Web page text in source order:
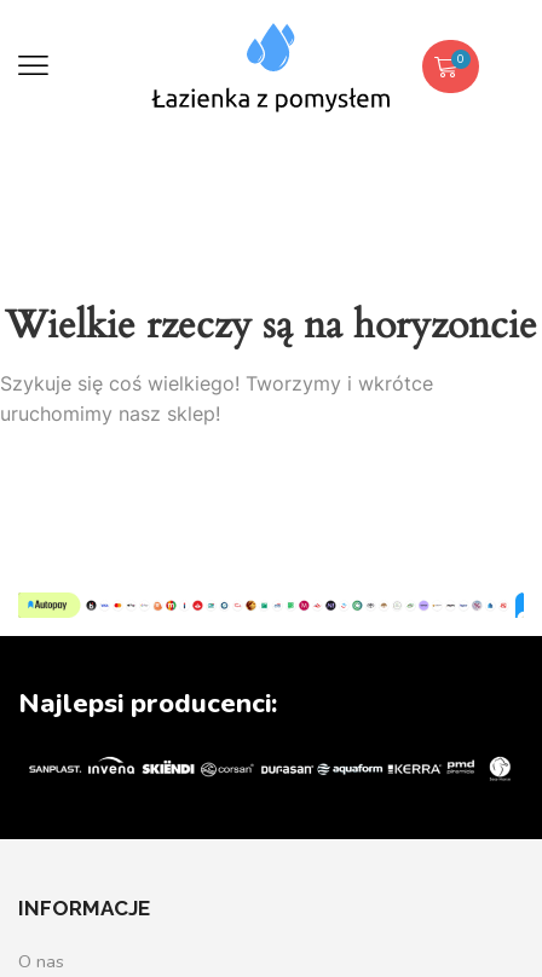
0
Wielkie rzeczy są na horyzoncie
Szykuje się coś wielkiego! Tworzymy i wkrótce
uruchomimy nasz sklep!
Najlepsi producenci:
INFORMACJE
O nas